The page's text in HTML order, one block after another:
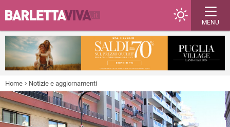
MENU
Home Notizie e aggiornamenti